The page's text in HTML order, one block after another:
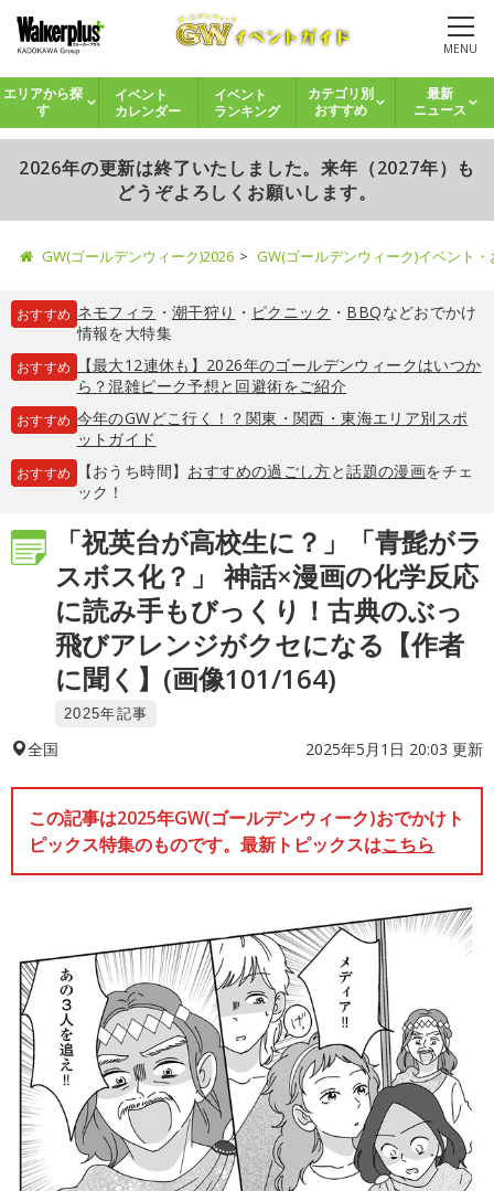
MENU
エリアから探
す
イベント
カレンダー
イベント
ランキング
カテゴリ別
おすすめ
最新
ニュース
2026年の更新は終了いたしました。来年（2027年）も
どうぞよろしくお願いします。
GW(ゴールデンウィーク)2026 GW(ゴールデンウィーク)イベント
おすすめ ネモフィラ ・ 潮干狩り ・ ピクニック ・ BBQなどおでかけ
情報を大特集
おすすめ
【最大12連休も】2026年のゴールデンウィークはいつか
ら？混雑ピーク予想と回避術をご紹介
おすすめ 今年のGWどこ行く！？関東・関西・東海エリア別スポ
ットガイド
おすすめ 【おうち時間】 おすすめの過ごし方と話題の漫画をチェ
ック！
「祝英台が高校生に？」「青髭がラ
スボス化？」 神話×漫画の化学反応
に読み手もびっくり！古典のぶっ
飛びアレンジがクセになる【作者
に聞く】(画像101/164)
2025年記事
全国 2025年5月1日 20:03 更新
この記事は2025年GW(ゴールデンウィーク)おでかけト
ピックス特集のものです。最新トピックスはこちら